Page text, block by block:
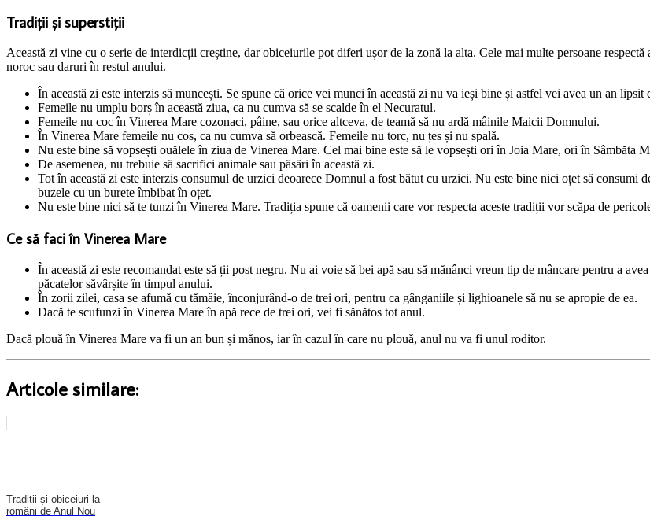
Tradiții și superstiţii
Această zi vine cu o serie de interdicții creștine, dar obiceiurile pot diferi ușor de la zonă la alta. Cele mai multe persoane
noroc sau daruri în restul anului.
În această zi este interzis să muncești. Se spune că orice vei munci în această zi nu va ieși bine și astfel vei avea un an
Femeile nu umplu borș în această ziua, ca nu cumva să se scalde în el Necuratul.
Femeile nu coc în Vinerea Mare cozonaci, pâine, sau orice altceva, de teamă să nu ardă mâinile Maicii Domnului.
În Vinerea Mare femeile nu cos, ca nu cumva să orbească. Femeile nu torc, nu țes și nu spală.
Nu este bine să vopsești ouălele în ziua de Vinerea Mare. Cel mai bine este să le vopsești ori în Joia Mare, ori în Sâmbăta
De asemenea, nu trebuie să sacrifici animale sau păsări în această zi.
Tot în această zi este interzis consumul de urzici deoarece Domnul a fost bătut cu urzici. Nu este bine nici oțet să consumi
buzele cu un burete îmbibat în oțet.
Nu este bine nici să te tunzi în Vinerea Mare. Tradiția spune că oamenii care vor respecta aceste tradiții vor scăpa de
Ce să faci în Vinerea Mare
În această zi este recomandat este să ții post negru. Nu ai voie să bei apă sau să mănânci vreun tip de mâncare pentru a
păcatelor săvârșite în timpul anului.
În zorii zilei, casa se afumă cu tămâie, înconjurând-o de trei ori, pentru ca gânganiile și lighioanele să nu se apropie de ea.
Dacă te scufunzi în Vinerea Mare în apă rece de trei ori, vei fi sănătos tot anul.
Dacă plouă în Vinerea Mare va fi un an bun și mănos, iar în cazul în care nu plouă, anul nu va fi unul roditor.
Articole similare:
Tradiții și obiceiuri la
români de Anul Nou